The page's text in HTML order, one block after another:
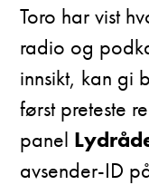
Toro har vist
radio og
innsikt, kan gi
først preteste
panel
avsender-ID